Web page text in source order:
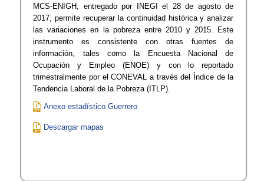
MCS-ENIGH, entregado por INEGI el 28 de agosto de
2017, permite recuperar la continuidad histórica y analizar
las variaciones en la pobreza entre 2010 y 2015. Este
instrumento es consistente con otras fuentes de
información, tales como la Encuesta Nacional de
Ocupación y Empleo (ENOE) y con lo reportado
trimestralmente por el CONEVAL a través del Índice de la
Tendencia Laboral de la Pobreza (ITLP).
Anexo estadístico Guerrero
Descargar mapas